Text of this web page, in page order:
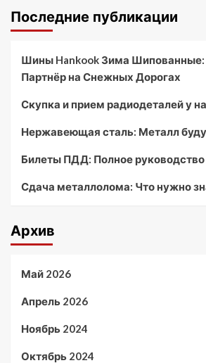
Последние публикации
Шины Hankook Зима
Партнёр на Снежных Дорогах
Скупка и прием радиодеталей у
Нержавеющая сталь: Металл
Билеты ПДД: Полное руководство
Сдача металлолома: Что нужно
Архив
Май 2026
Апрель 2026
Ноябрь 2024
Октябрь 2024